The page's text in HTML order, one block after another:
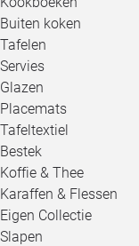
Buiten koken
Tafelen
Servies
Glazen
Placemats
Tafeltextiel
Bestek
Koffie & Thee
Karaffen & Flessen
Eigen Collectie
Slapen